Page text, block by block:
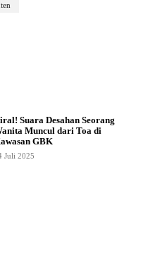
Suara Desahan Seorang
Muncul dari Toa di
GBK
Juli 2025